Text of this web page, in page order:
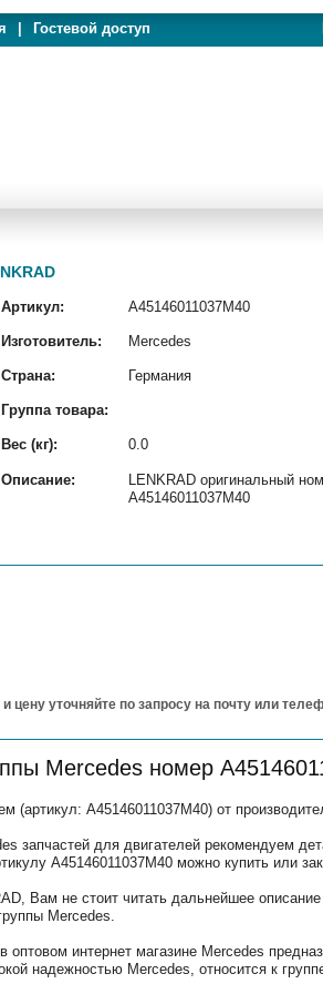
Гостевой доступ
Артикул: A45146011037M40
Изготовитель: Mercedes
Страна: Германия
Группа товара:
Вес (кг): 0.0
Описание:
LENKRAD оригинальный
A45146011037M40
цену уточняйте по запросу на почту или
Mercedes номер
(артикул: A45146011037M40) от
запчастей для двигателей рекомендуем
A45146011037M40 можно купить или
Вам не стоит читать дальнейшее
Mercedes.
оптовом интернет магазине Mercedes
надежностью Mercedes, относится к